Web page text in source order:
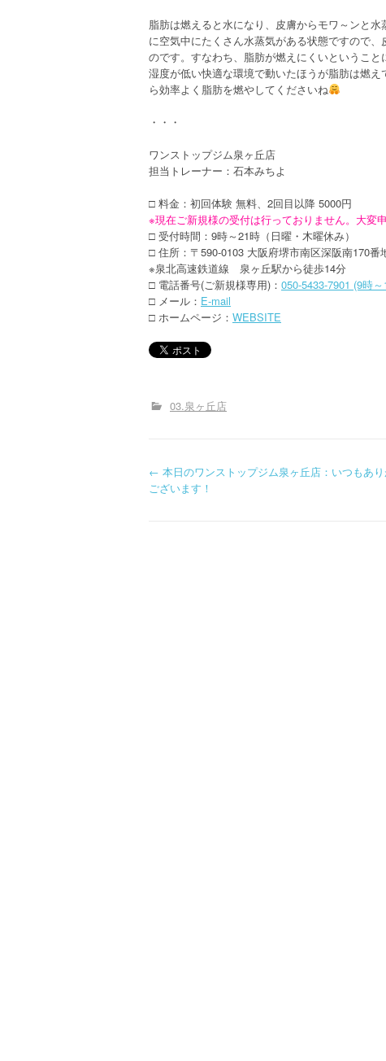
脂肪は燃えると水になり、皮膚からモワ～ンと
に空気中にたくさん水蒸気がある状態ですので
のです。すなわち、脂肪が燃えにくいということ
湿度が低い快適な環境で動いたほうが脂肪は燃
ら効率よく脂肪を燃やしてくださいね
・・・
ワンストップジム泉ヶ丘店
担当トレーナー：石本みちよ
□ 料金：初回体験 無料、2回目以降 5000円
※現在ご新規様の受付は行っておりません。大変
□ 受付時間：9時～21時（日曜・木曜休み）
□ 住所：〒590-0103 大阪府堺市南区深阪南170
※泉北高速鉄道線 泉ヶ丘駅から徒歩14分
□ 電話番号(ご新規様専用)： 050-5433-7901 (9時
□ メール： E-mail
□ ホームページ： WEBSITE
03.泉ヶ丘店
投
← 本日のワンストップジム泉ヶ丘店：いつもあり
ございます！